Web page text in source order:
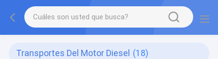
Transportes Del Motor Diesel (18)